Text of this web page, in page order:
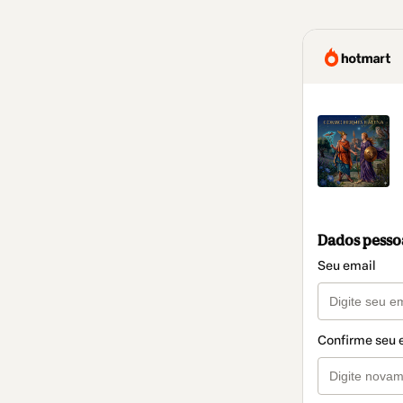
Dados
Seu email
Confirme seu